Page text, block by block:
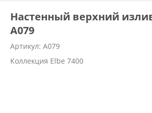
Настенный верхний
A079
Артикул: A079
Коллекция Elbe 7400